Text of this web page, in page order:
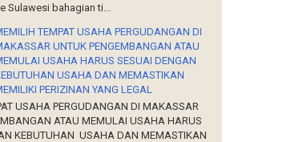
Sulawesi bahagian ti...
TEMPAT USAHA PERGUDANGAN DI
UNTUK PENGEMBANGAN ATAU
USAHA HARUS SESUAI DENGAN
USAHA DAN MEMASTIKAN
PERIZINAN YANG LEGAL
USAHA PERGUDANGAN DI MAKASSAR
ATAU MEMULAI USAHA HARUS
KEBUTUHAN USAHA DAN MEMASTIKAN